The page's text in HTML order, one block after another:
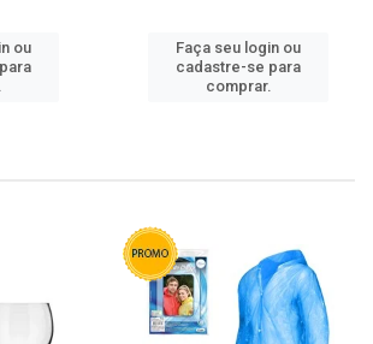
ou
Faça seu login ou
cadastre-se para
comprar.